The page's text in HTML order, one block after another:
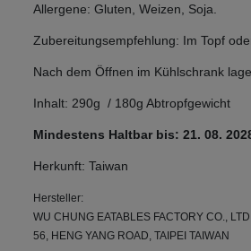
Allergene: Gluten, Weizen, Soja.
Zubereitungsempfehlung: Im Topf
Nach dem Öffnen im Kühlschrank
Inhalt: 290g / 180g Abtropfgewicht
Mindestens Haltbar bis: 21. 08.
Herkunft: Taiwan
Hersteller:
WU CHUNG EATABLES FACTORY CO.,
56, HENG YANG ROAD, TAIPEI TAIWAN